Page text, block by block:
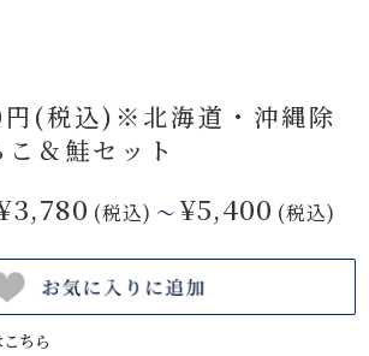
(税込)※北海道・沖縄除
＆鮭セット
(税込) ～ ¥5,400 (税込)
ちら